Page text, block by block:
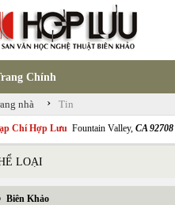
Chính
nhà › Tin
Chí Hợp Lưu Fountain Valley, CA 92708
LOẠI
Biên Khảo